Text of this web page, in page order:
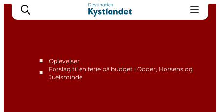
Det sker
■
Oplevelser
■
Forslag til en ferie på budget i Odder, Horsens og
Juelsminde